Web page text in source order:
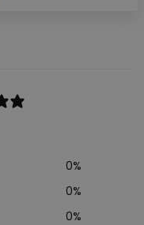
0%
0%
0%